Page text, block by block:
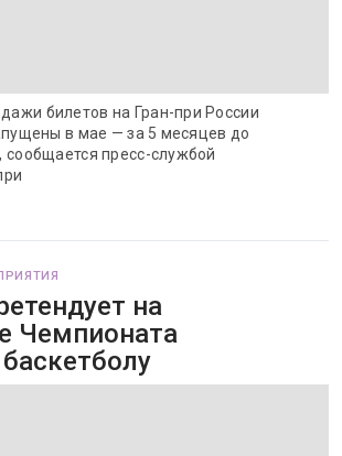
билетов на Гран-при России
в мае — за 5 месяцев до
сообщается пресс-службой
на
Чемпионата